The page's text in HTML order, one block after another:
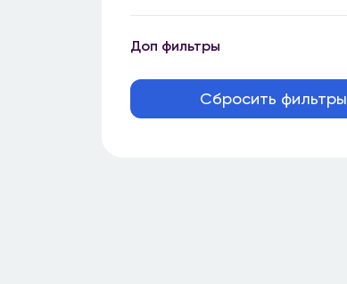
Доп фильтры
Сбросить фильтры